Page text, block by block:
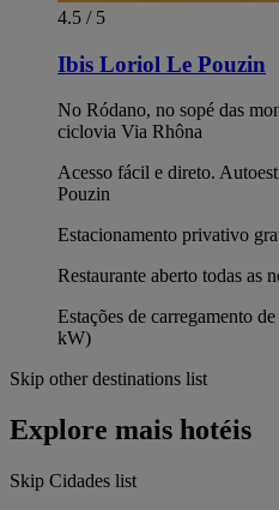
4.5 / 5
Ibis Loriol Le Pouzin
No Ródano, no sopé das
ciclovia Via Rhôna
Acesso fácil e direto.
Pouzin
Estacionamento privativo
Restaurante aberto todas as
Estações de carregamento
kW)
Skip other destinations list
Explore mais hotéis
Skip Cidades list